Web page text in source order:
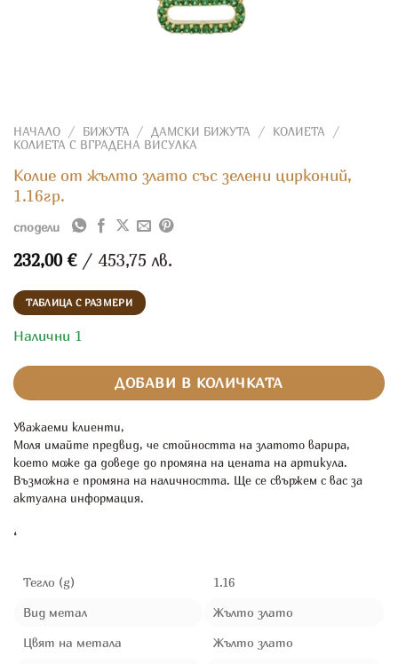
НАЧАЛО / БИЖУТА / ДАМСКИ БИЖУТА / КОЛИЕТА
/
КОЛИЕТА С ВГРАДЕНА ВИСУЛКА
Колие от жълто злато със зелени цирконий,
1.16гр.
сподели
232,00 €/ 453,75 лв.
ТАБЛИЦА С РАЗМЕРИ
Налични 1
ДОБАВИ В КОЛИЧКАТА
Уважаеми клиенти,
Моля имайте предвид, че стойността на златото варира,
което може да доведе до промяна на цената на артикула.
Възможна е промяна на наличността. Ще се свържем с вас за
актуална информация.
‘
Тегло (g)
1.16
Вид метал
Жълто злато
Цвят на метала
Жълто злато